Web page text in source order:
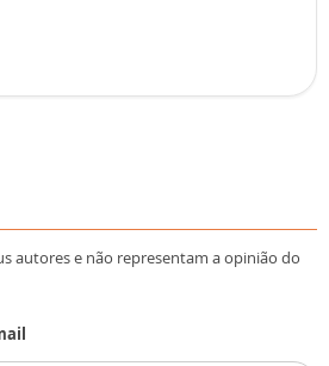
autores e não representam a opinião do